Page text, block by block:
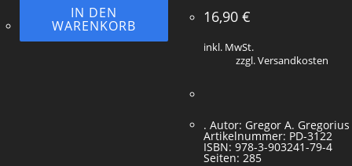
IN DEN
WARENKORB 16,90 €
inkl. MwSt.
zzgl. Versandkosten
. Autor: Gregor A. Gregorius
Artikelnummer: PD-3122
ISBN: 978-3-903241-79-4
Seiten: 285